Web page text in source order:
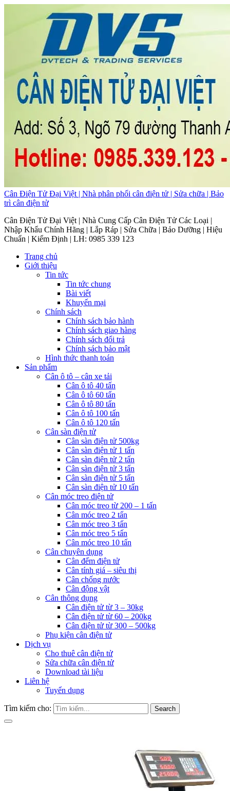
Cân Điện Tử Đại Việt | Nhà phân phối cân điện tử | Sửa chữa | Bảo
trì cân điện tử
Cân Điện Tử Đại Việt | Nhà Cung Cấp Cân Điện Tử Các Loại |
Nhập Khẩu Chính Hãng | Lắp Ráp | Sửa Chữa | Bảo Dưỡng | Hiệu
Chuẩn | Kiểm Định | LH: 0985 339 123
Trang chủ
Giới thiệu
Tin tức
Tin tức chung
Bài viết
Khuyến mại
Chính sách
Chính sách bảo hành
Chính sách giao hàng
Chính sách đổi trả
Chính sách bảo mật
Hình thức thanh toán
Sản phẩm
Cân ô tô – cân xe tải
Cân ô tô 40 tấn
Cân ô tô 60 tấn
Cân ô tô 80 tấn
Cân ô tô 100 tấn
Cân ô tô 120 tấn
Cân sàn điện tử
Cân sàn điện tử 500kg
Cân sàn điện tử 1 tấn
Cân sàn điện tử 2 tấn
Cân sàn điện tử 3 tấn
Cân sàn điện tử 5 tấn
Cân sàn điện tử 10 tấn
Cân móc treo điện tử
Cân móc treo từ 200 – 1 tấn
Cân móc treo 2 tấn
Cân móc treo 3 tấn
Cân móc treo 5 tấn
Cân móc treo 10 tấn
Cân chuyên dụng
Cân đếm điện tử
Cân tính giá – siêu thị
Cân chống nước
Cân động vật
Cân thông dụng
Cân điện tử từ 3 – 30kg
Cân điện tử từ 60 – 200kg
Cân điện tử từ 300 – 500kg
Phụ kiện cân điện tử
Dịch vụ
Cho thuê cân điện tử
Sửa chữa cân điện tử
Download tài liệu
Liên hệ
Tuyển dụng
Tìm kiếm cho: Search